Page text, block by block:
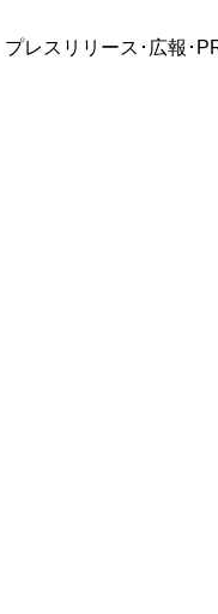
プレスリリース･広報･